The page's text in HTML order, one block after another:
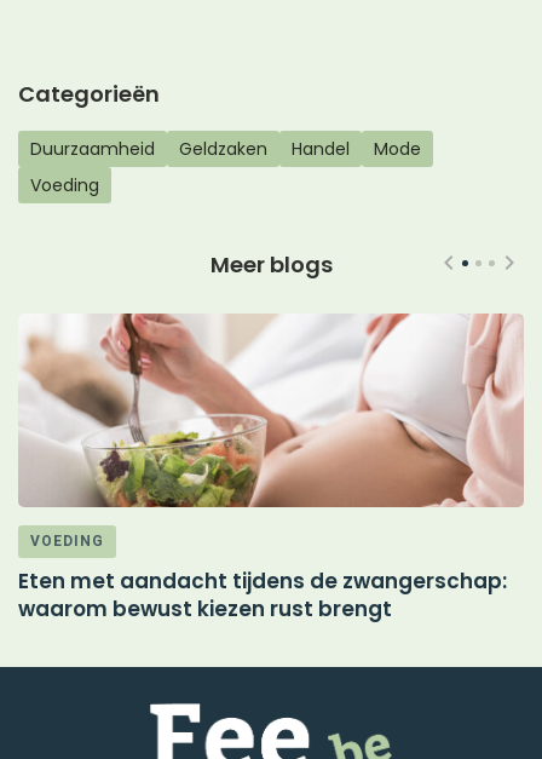
Categorieën
Duurzaamheid Geldzaken Handel
Mode
Voeding
Meer blogs
VOEDING
Eten met aandacht tijdens de zwangerschap:
waarom bewust kiezen rust brengt